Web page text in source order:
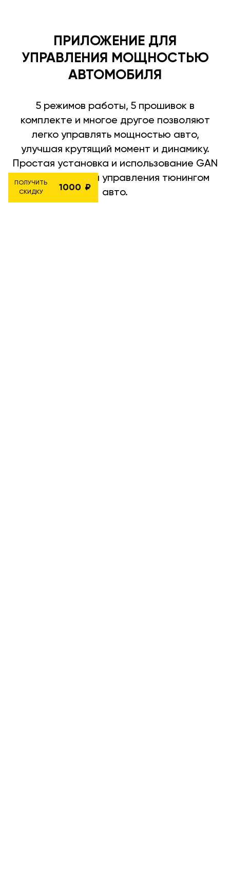
ПРИЛОЖЕНИЕ ДЛЯ
УПРАВЛЕНИЯ МОЩНОСТЬЮ
АВТОМОБИЛЯ
5 режимов работы, 5 прошивок в
комплекте и многое другое позволяют
легко управлять мощностью авто,
улучшая крутящий момент и динамику.
Простая установка и использование GAN
приложения для управления тюнингом
авто.
ПОЛУЧИТЬ
СКИДКУ
1000